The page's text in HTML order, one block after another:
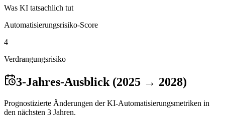
Was KI tatsachlich tut
Automatisierungsrisiko-Score
4
Verdrangungsrisiko
3-Jahres-Ausblick (2025 → 2028)
Prognostizierte Änderungen der KI-Automatisierungsmetriken in
den nächsten 3 Jahren.